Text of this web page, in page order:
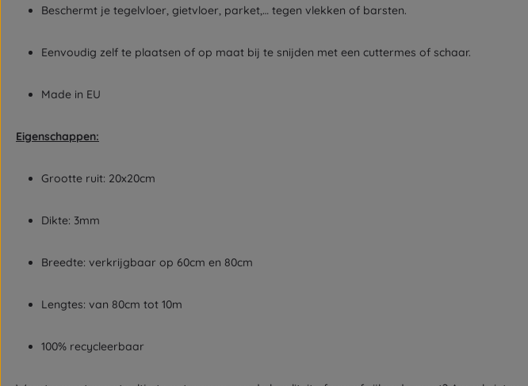
Beschermt je tegelvloer, gietvloer, parket,… tegen vlekken of barsten.
Eenvoudig zelf te plaatsen of op maat bij te snijden met een cuttermes of schaar.
Made in EU
Eigenschappen:
Grootte ruit: 20x20cm
Dikte: 3mm
Breedte: verkrijgbaar op 60cm en 80cm
Lengtes: van 80cm tot 10m
100% recycleerbaar